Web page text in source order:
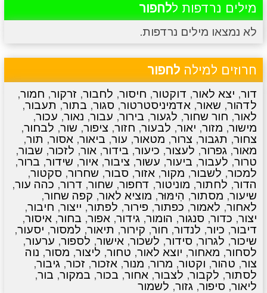
מילים נרדפות ללחפור
לא נמצאו מילים נרדפות.
חרוזים למילה לחפור
דור, יצא לאור, דוקטור, חיסור, לחבור, זרקור, חמור,
לדהור, שאור, אדמיניסטרטור, סגור, בתור, תעבור,
לאור, חור שחור, לגעור, בירור, עבור, נאור, עכור,
מישור, מזור, יאור, לבעור, חזור, ציפור, שור, לבחור,
צחור, תגבור, צרור, מטאור, עור, ביאור, אסור, תור,
מאור, גפרור, לעצור, כיעור, בידור, אור, לזכור, שבור,
טרור, לעבור, ביעור, עשור, ציבור, איור, שידור, ברור,
למכור, לשבור, מקור, אזור, סבור, שחרור, סקטור,
הדור, לחתור, מוניטור, דחפור, שחור, דרור, כהה עור,
שיעור, מסתור, הִימּוּר, מוציא לאור, קפה שחור,
לאחור, לאמור, כפתור, פירור, לפתור, ייצור, חיבור,
יצור, כדור, סנגור, הומור, גידור, אפור, בחור, איסור,
דיבור, כיור, לנדור, חור, קירור, תיאור, למסור, יסעור,
שיכור, לגרור, סידור, לשכור, אישור, לספור, ערעור,
לסחור, מאחור, יוצא לאור, טחור, ליצור, מסור, נוה
צור, טהור, וקטור, מרור, מנור, אזכור, זכור, גיבור,
לסתור, לקבור, לצבור, אחור, בכור, במקור, בור,
ליאור, סיפור, גזור, לשמור